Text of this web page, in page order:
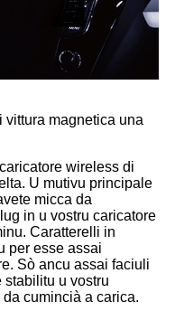
magnetica una
wireless di
U mutivu principale
micca da
in u vostru caricatore
Caratterelli in
per esse assai
Sò ancu assai faciuli
stabilitu u vostru
cumincià a carica.